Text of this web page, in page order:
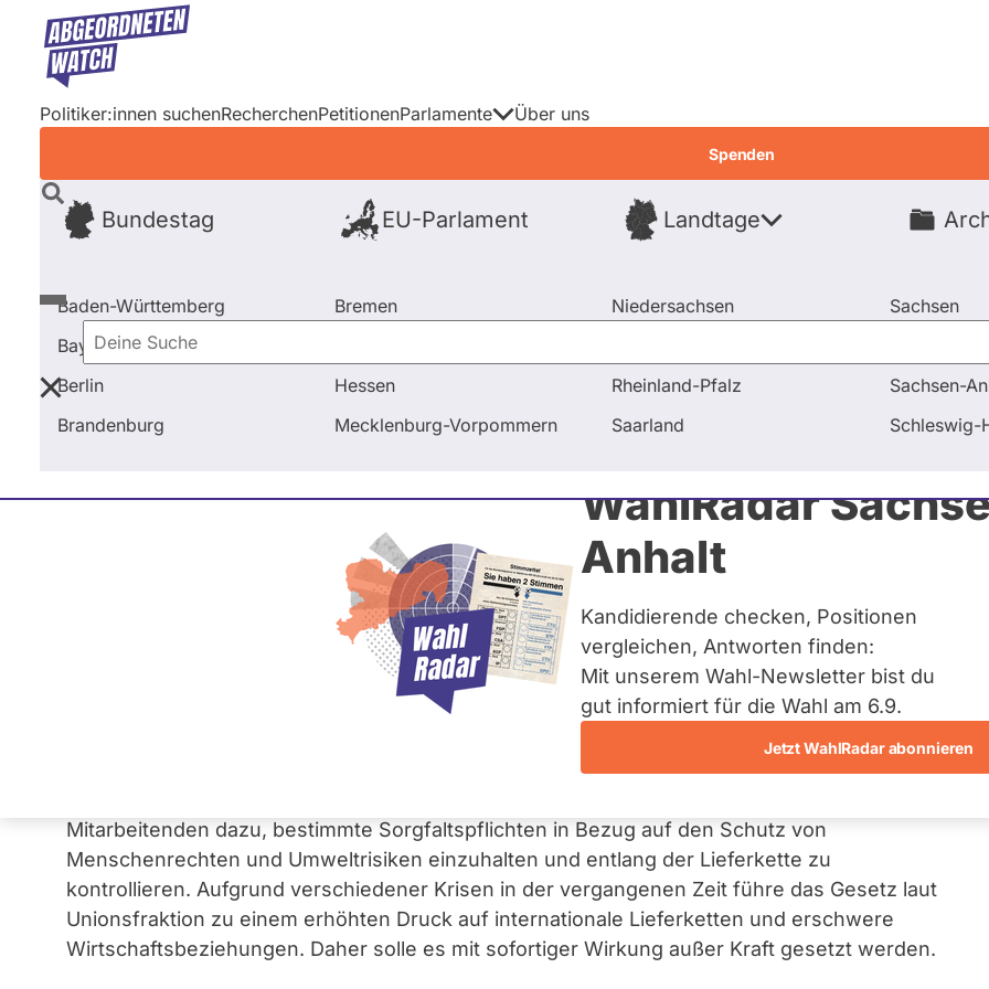
Direkt
Inhalt
Politiker:innen suchenRecherchenPetitionenParlamente
Bundestag EU-Parlament Landtage
Baden-Württemberg
Bayern
Berlin
Brandenburg
Bremen
Hessen
Mecklenburg-Vorpommern
Niedersachsen
Rheinland-Pfalz
Saarland
Sachsen
Sachsen-
Schleswig-
Über uns
Spenden
Deine
Suche
WahlRadar
Anhalt
Kandidierende checken, Positionen
vergleichen, Antworten finden:
Mit unserem Wahl-Newsletter bist du
gut informiert für die Wahl am 6.9.
Jetzt WahlRadar abonnieren
Startseite Bundestag 2021 - 2025 Abstimmungen Aufhebung des Lieferkettensorgfaltspflichtengesetzes
Aufhebung des
Lieferkettensorgfaltspflichtengesetzes
zur namentlichen Abstimmung in den
Bundestag eingebracht, welcher die Aufhebung des Lieferkettensorgfaltspflichtengesetzes
Mitarbeitenden dazu, bestimmte Sorgfaltspflichten in Bezug auf den Schutz von
Menschenrechten und Umweltrisiken einzuhalten und entlang der Lieferkette zu
kontrollieren. Aufgrund verschiedener Krisen in der vergangenen Zeit führe das Gesetz laut
Unionsfraktion zu einem erhöhten Druck auf internationale Lieferketten und erschwere
Wirtschaftsbeziehungen. Daher solle es mit sofortiger Wirkung außer Kraft gesetzt werden.